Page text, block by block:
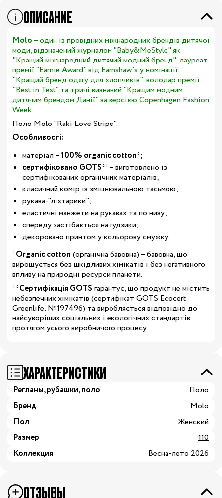
ОПИСАНИЕ
Molo – один із провідних міжнародних брендів дитячої
моди, відзначений журналом "Baby&MeStyle" як
"Кращий міжнародний дитячий модний бренд", лауреат
премії "Earnie Award" від Earnshaw's у номінації
"Кращий бренд одягу для хлопчиків", володар премії
"Best in Test" та тричі визнаний "Кращим модним
дитячим брендом Данії" за версією Copenhagen Fashion
Week.
Поло Molo "Raki Love Stripe".
Особливості:
матеріал –100% organic cotton*;
сертифіковано GOTS** – виготовлено із
сертифікованих органічних матеріалів;
класичний комір із зміцнювальною тасьмою;
рукава-"ліхтарики";
еластичні манжети на рукавах та по низу;
спереду застібається на гудзики;
декоровано принтом у кольорову смужку.
*Organic cotton (органічна бавовна) – бавовна, що
вирощується без шкідливих хімікатів і без негативного
впливу на природні ресурси планети.
**Сертифікація GOTS гарантує, що продукт не містить
небезпечних хімікатів (сертифікат GOTS Ecocert
Greenlife, №197496) та виробляється відповідно до
найсуворіших соціальних і екологічних стандартів
протягом усього виробничого процесу.
ХАРАКТЕРИСТИКИ
Регланы, рубашки, поло
Поло
Бренд
Molo
Пол
Женский
Размер
110
Коллекция
Весна-лето 2026
ОТЗЫВЫ